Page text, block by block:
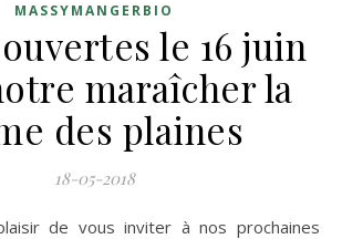
MASSYMANGERBIO
le 16 juin
maraîcher la
des plaines
18-05-2018